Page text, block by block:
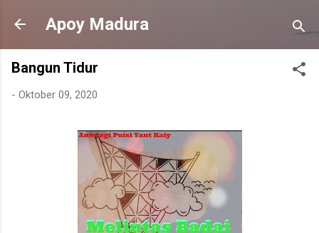
Langsung ke konten utama
Apoy Madura
Bangun Tidur
- Oktober 09, 2020